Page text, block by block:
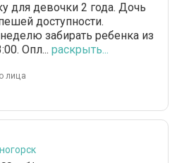
для девочки 2 года. Дочь
доступности.
забирать ребенка из
Опл... раскрыть...
лица